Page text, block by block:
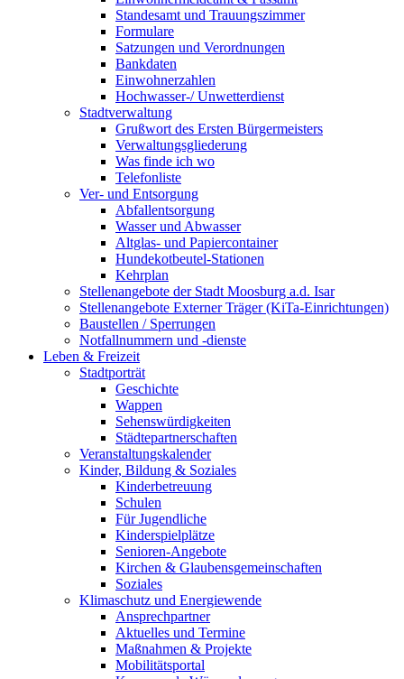
Standesamt und Trauungszimmer
Formulare
Satzungen und Verordnungen
Bankdaten
Einwohnerzahlen
Hochwasser-/ Unwetterdienst
Stadtverwaltung
Grußwort des Ersten Bürgermeisters
Verwaltungsgliederung
Was finde ich wo
Telefonliste
Ver- und Entsorgung
Abfallentsorgung
Wasser und Abwasser
Altglas- und Papiercontainer
Hundekotbeutel-Stationen
Kehrplan
Stellenangebote der Stadt Moosburg a.d. Isar
Stellenangebote Externer Träger (KiTa-Einrichtungen)
Baustellen / Sperrungen
Notfallnummern und -dienste
Leben & Freizeit
Stadtporträt
Geschichte
Wappen
Sehenswürdigkeiten
Städtepartnerschaften
Veranstaltungskalender
Kinder, Bildung & Soziales
Kinderbetreuung
Schulen
Für Jugendliche
Kinderspielplätze
Senioren-Angebote
Kirchen & Glaubensgemeinschaften
Soziales
Klimaschutz und Energiewende
Ansprechpartner
Aktuelles und Termine
Maßnahmen & Projekte
Mobilitätsportal